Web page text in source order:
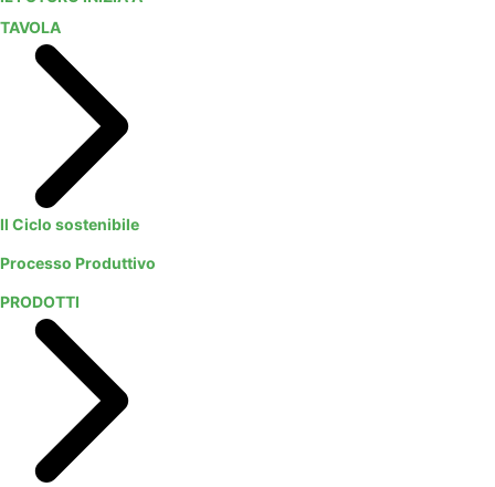
TAVOLA
Il Ciclo sostenibile
Processo Produttivo
PRODOTTI